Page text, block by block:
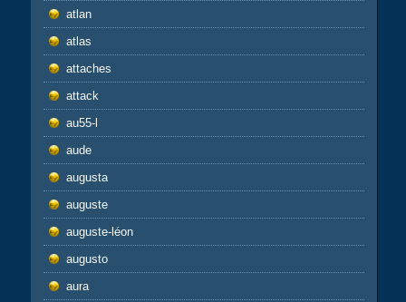
atlan
atlas
attaches
attack
au55-l
aude
augusta
auguste
auguste-léon
augusto
aura